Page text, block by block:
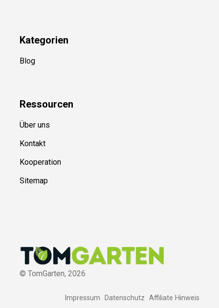
Kategorien
Blog
Ressourcen
Über uns
Kontakt
Kooperation
Sitemap
© TomGarten, 2026
Impressum Datenschutz Affiliate Hinweis